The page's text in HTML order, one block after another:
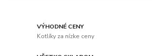
VÝHODNÉ CENY
Kotlíky za nízke ceny